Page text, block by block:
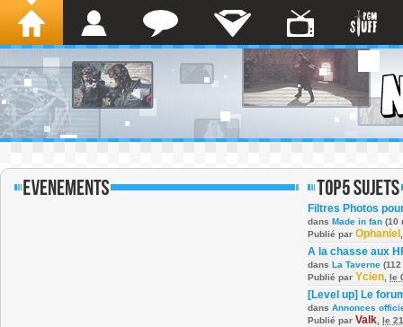
Filtres Photos
dans Made in fan (10
Publié par Ophaniel
A la chasse aux
dans La Taverne
Publié par Ycien le
[Level up] Le
dans Annonces
Publié par Valk le